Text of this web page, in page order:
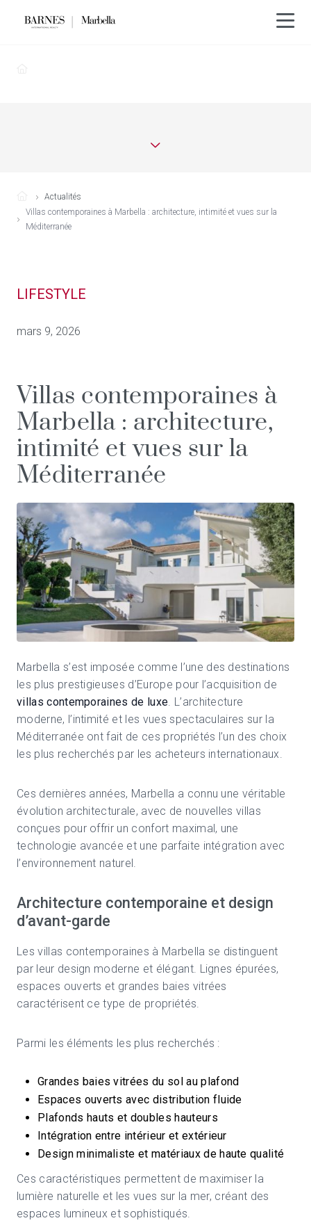
Actualités
Villas contemporaines à Marbella : architecture, intimité et vues sur la
Méditerranée
LIFESTYLE
mars 9, 2026
Villas contemporaines à
Marbella : architecture,
intimité et vues sur la
Méditerranée
Marbella s’est imposée comme l’une des destinations
les plus prestigieuses d’Europe pour l’acquisition de
villas contemporaines de luxe. L’architecture
moderne, l’intimité et les vues spectaculaires sur la
Méditerranée ont fait de ces propriétés l’un des choix
les plus recherchés par les acheteurs internationaux.
Ces dernières années, Marbella a connu une véritable
évolution architecturale, avec de nouvelles villas
conçues pour offrir un confort maximal, une
technologie avancée et une parfaite intégration avec
l’environnement naturel.
Architecture contemporaine et design
d’avant-garde
Les villas contemporaines à Marbella se distinguent
par leur design moderne et élégant. Lignes épurées,
espaces ouverts et grandes baies vitrées
caractérisent ce type de propriétés.
Parmi les éléments les plus recherchés :
Grandes baies vitrées du sol au plafond
Espaces ouverts avec distribution fluide
Plafonds hauts et doubles hauteurs
Intégration entre intérieur et extérieur
Design minimaliste et matériaux de haute qualité
Ces caractéristiques permettent de maximiser la
lumière naturelle et les vues sur la mer, créant des
espaces lumineux et sophistiqués.